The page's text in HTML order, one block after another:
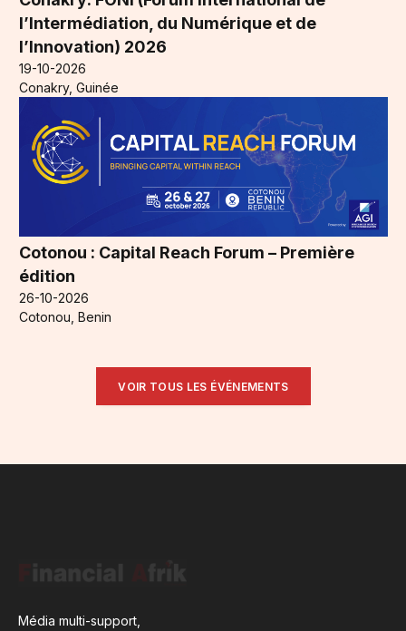
l’Intermédiation, du Numérique et de
l’Innovation) 2026
19-10-2026
Conakry, Guinée
Cotonou : Capital Reach Forum – Première
édition
26-10-2026
Cotonou, Benin
VOIR TOUS LES ÉVÉNEMENTS
Média multi-support,